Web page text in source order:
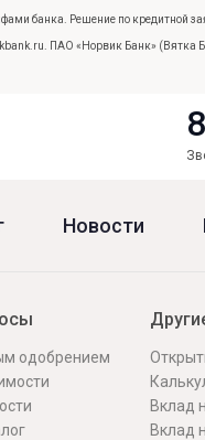
банка. Решение по кредитной
ПАО «Норвик Банк»
Новости
одобрением
Вклад
Вклад